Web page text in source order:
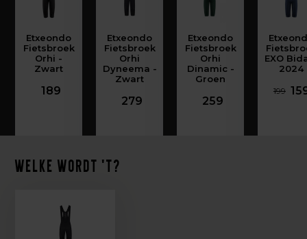
Etxeondo
Fietsbroek
Orhi -
Zwart
189
Etxeondo
Fietsbroek
Orhi
Dyneema -
Zwart
279
Etxeondo
Fietsbroek
Orhi
Dinamic -
Groen
259
EXO
2024
199
Welke wordt 't?